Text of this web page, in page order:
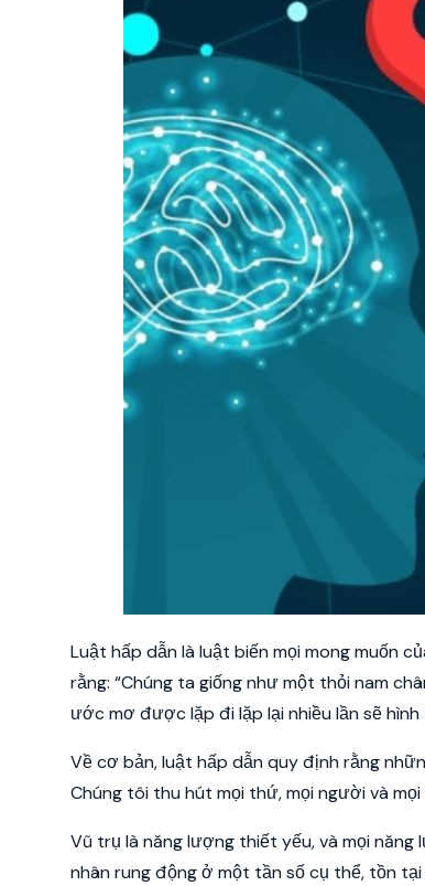
Luật hấp dẫn là luật biến mọi mong muốn
rằng: “Chúng ta giống như một thỏi nam
ước mơ được lặp đi lặp lại nhiều lần sẽ
Về cơ bản, luật hấp dẫn quy định rằng
Chúng tôi thu hút mọi thứ, mọi người và
Vũ trụ là năng lượng thiết yếu, và mọi
nhân rung động ở một tần số cụ thể, tồn